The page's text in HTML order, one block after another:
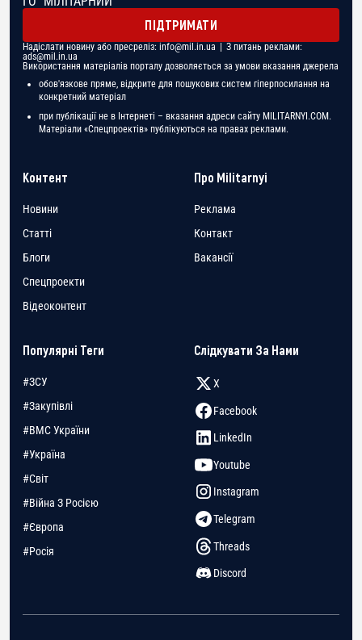
ПІДТРИМАТИ
Надіслати новину або пресреліз: info@mil.in.ua | З питань реклами:
ads@mil.in.ua
Використання матеріалів порталу дозволяється за умови вказання джерела
обов'язкове пряме, відкрите для пошукових систем гіперпосилання на
конкретний матеріал
при публікації не в Інтернеті – вказання адреси сайту MILITARNYI.COM.
Матеріали «Спецпроектів» публікуються на правах реклами.
Контент
Новини
Статті
Блоги
Спецпроекти
Відеоконтент
Про Militarnyi
Реклама
Контакт
Вакансії
Популярні Теги
#ЗСУ
#Закупівлі
#ВМС України
#Україна
#Світ
#Війна З Росією
#Європа
#Росія
Слідкувати За Нами
X
Facebook
LinkedIn
Youtube
Instagram
Telegram
Threads
Discord